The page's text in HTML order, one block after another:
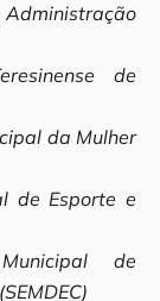
Administração
de
da Mulher
de Esporte e
de